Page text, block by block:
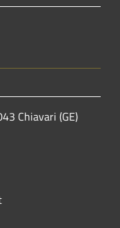
Chiavari (GE)